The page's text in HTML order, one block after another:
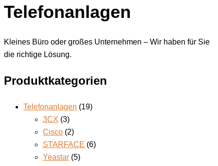
Telefonanlagen
Kleines Büro oder großes Unternehmen – Wir haben für Sie
die richtige Lösung.
Produktkategorien
Telefonanlagen (19)
3CX (3)
Cisco (2)
STARFACE (6)
Yeastar (5)